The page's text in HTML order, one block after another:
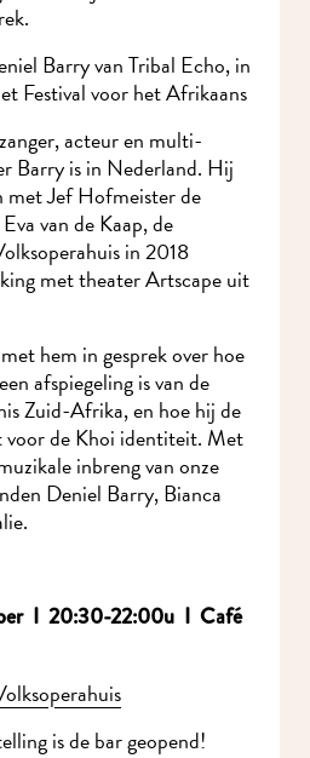
Barry van Tribal Echo, in
Festival voor het Afrikaans
acteur en multi-
Barry is in Nederland. Hij
met Jef Hofmeister de
van de Kaap, de
in 2018
met theater Artscape uit
hem in gesprek over hoe
afspiegeling is van de
Zuid-Afrika, en hoe hij de
voor de Khoi identiteit. Met
inbreng van onze
Deniel Barry, Bianca
I 20:30-22:00u I Café
is de bar geopend!